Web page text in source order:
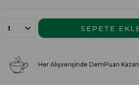
Her Alışverişinde DemPuan Kazan